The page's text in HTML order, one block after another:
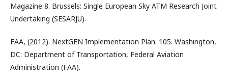
Magazine 8. Brussels: Single European Sky ATM Research Joint
Undertaking (SESARJU).
FAA, (2012). NextGEN Implementation Plan. 105. Washington,
DC: Department of Transportation, Federal Aviation
Administration (FAA).